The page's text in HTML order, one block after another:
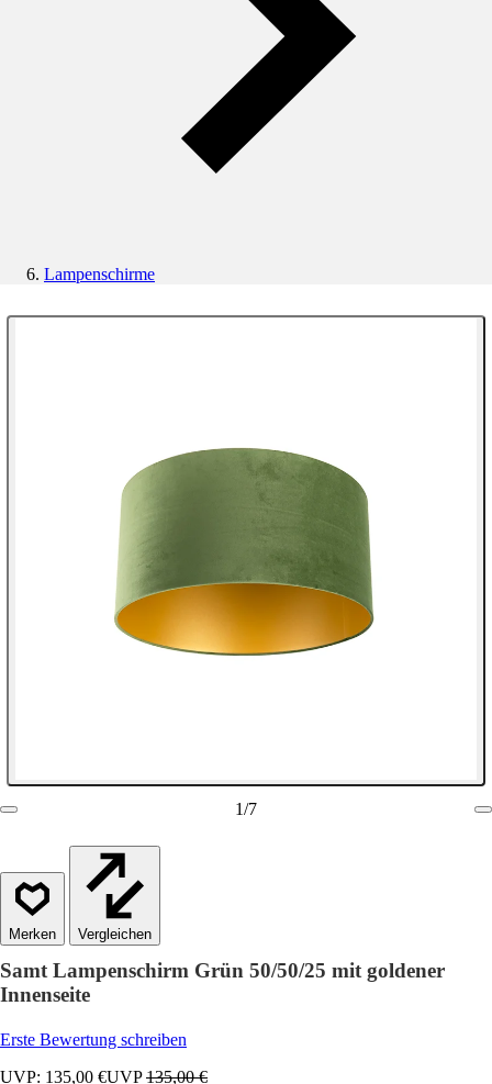
Lampenschirme
1/7
Vergleichen
Samt Lampenschirm Grün 50/50/25 mit goldener
Innenseite
Erste Bewertung schreiben
UVP: 135,00 €UVP135,00 €